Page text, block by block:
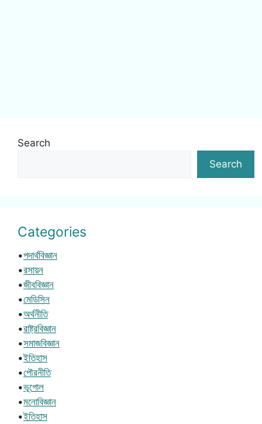
Search
Search
Categories
•পদার্থবিজ্ঞান
•রসায়ন
•জীববিজ্ঞান
•মেডিসিন
•অর্থনীতি
•রাষ্ট্রবিজ্ঞান
•সমাজবিজ্ঞান
•ইতিহাস
•পৌরনীতি
•ভূগোল
•মনোবিজ্ঞান
•ইতিহাস